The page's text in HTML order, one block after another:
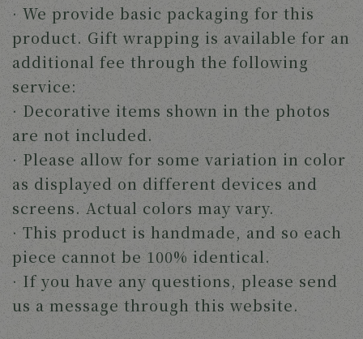
· We provide basic packaging for this
product. Gift wrapping is available for an
additional fee through the following
service:
· Decorative items shown in the photos
are not included.
· Please allow for some variation in color
as displayed on different devices and
screens. Actual colors may vary.
· This product is handmade, and so each
piece cannot be 100% identical.
· If you have any questions, please send
us a message through this website.